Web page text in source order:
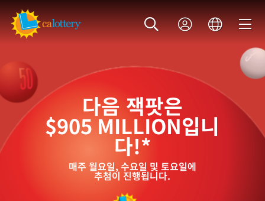
다음 잭팟은
$905 MILLION입니
다!*
매주 월요일, 수요일 및 토요일에
추첨이 진행됩니다.